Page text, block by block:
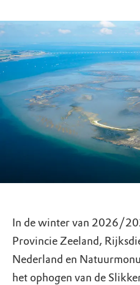
In de winter van 2026/
Provincie Zeeland,
Nederland en
het ophogen van de